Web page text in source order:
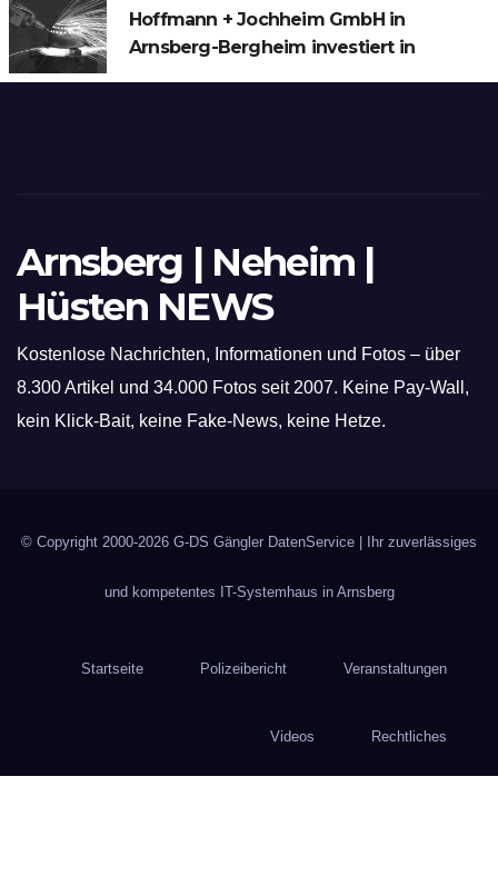
Hoffmann + Jochheim GmbH in
Arnsberg-Bergheim investiert in
Arnsberg | Neheim |
Hüsten NEWS
Kostenlose Nachrichten, Informationen und Fotos – über
8.300 Artikel und 34.000 Fotos seit 2007. Keine Pay-Wall,
kein Klick-Bait, keine Fake-News, keine Hetze.
© Copyright 2000-2026 G-DS Gängler DatenService | Ihr zuverlässiges
und kompetentes IT-Systemhaus in Arnsberg
Startseite Polizeibericht Veranstaltungen
Videos Rechtliches